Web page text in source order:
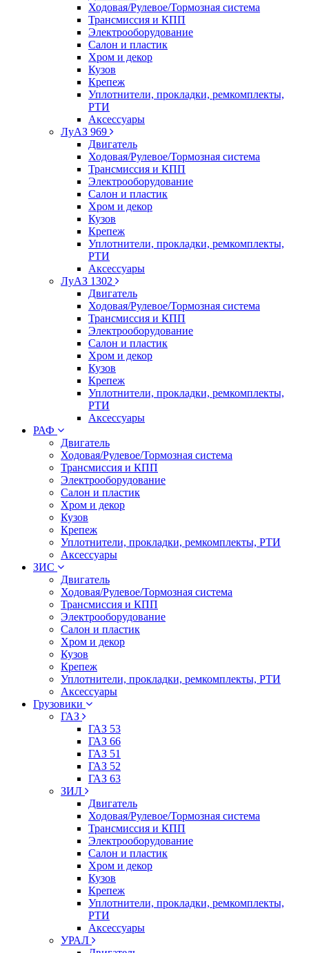
Ходовая/Рулевое/Тормозная система
Трансмиссия и КПП
Электрооборудование
Салон и пластик
Хром и декор
Кузов
Крепеж
Уплотнители, прокладки, ремкомплекты,
РТИ
Аксессуары
ЛуАЗ 969
Двигатель
Ходовая/Рулевое/Тормозная система
Трансмиссия и КПП
Электрооборудование
Салон и пластик
Хром и декор
Кузов
Крепеж
Уплотнители, прокладки, ремкомплекты,
РТИ
Аксессуары
ЛуАЗ 1302
Двигатель
Ходовая/Рулевое/Тормозная система
Трансмиссия и КПП
Электрооборудование
Салон и пластик
Хром и декор
Кузов
Крепеж
Уплотнители, прокладки, ремкомплекты,
РТИ
Аксессуары
РАФ
Двигатель
Ходовая/Рулевое/Тормозная система
Трансмиссия и КПП
Электрооборудование
Салон и пластик
Хром и декор
Кузов
Крепеж
Уплотнители, прокладки, ремкомплекты, РТИ
Аксессуары
ЗИС
Двигатель
Ходовая/Рулевое/Тормозная система
Трансмиссия и КПП
Электрооборудование
Салон и пластик
Хром и декор
Кузов
Крепеж
Уплотнители, прокладки, ремкомплекты, РТИ
Аксессуары
Грузовики
ГАЗ
ГАЗ 53
ГАЗ 66
ГАЗ 51
ГАЗ 52
ГАЗ 63
ЗИЛ
Двигатель
Ходовая/Рулевое/Тормозная система
Трансмиссия и КПП
Электрооборудование
Салон и пластик
Хром и декор
Кузов
Крепеж
Уплотнители, прокладки, ремкомплекты,
РТИ
Аксессуары
УРАЛ